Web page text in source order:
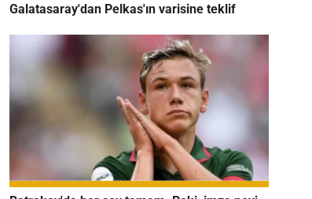
Galatasaray'dan Pelkas'ın varisine teklif